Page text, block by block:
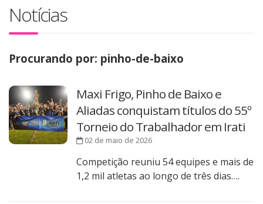
Notícias
Procurando por: pinho-de-baixo
Maxi Frigo, Pinho de Baixo e
Aliadas conquistam títulos do 55º
Torneio do Trabalhador em Irati
02 de maio de 2026
Competição reuniu 54 equipes e mais de
1,2 mil atletas ao longo de três dias….